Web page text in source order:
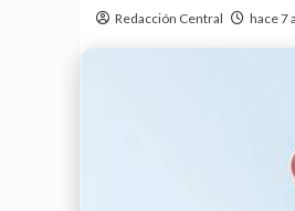
Redacción Central hace 7